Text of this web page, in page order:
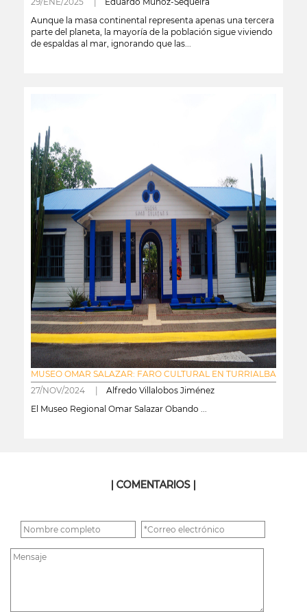
Aunque la masa continental representa apenas una tercera
parte del planeta, la mayoría de la población sigue viviendo
de espaldas al mar, ignorando que las...
MUSEO OMAR SALAZAR: FARO CULTURAL EN TURRIALBA
27/NOV/2024 | Alfredo Villalobos Jiménez
El Museo Regional Omar Salazar Obando ...
| COMENTARIOS |